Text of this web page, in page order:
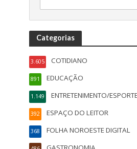
Categorias
COTIDIANO
3.605
EDUCAÇÃO
891
ENTRETENIMENTO/
1.149
ESPAÇO DO LEITOR
392
FOLHA NOROESTE DIGITAL
368